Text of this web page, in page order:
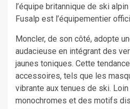
l’équipe britannique de ski
Fusalp est l’équipementier
Moncler, de son côté, adopte
audacieuse en intégrant des
jaunes toniques. Cette
accessoires, tels que les
vibrante aux tenues de ski.
monochromes et des motifs